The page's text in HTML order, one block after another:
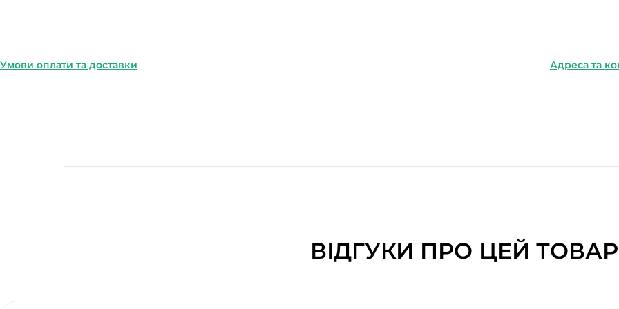
Умови оплати та доставки Адреса та
ВІДГУКИ ПРО ЦЕЙ ТОВАР